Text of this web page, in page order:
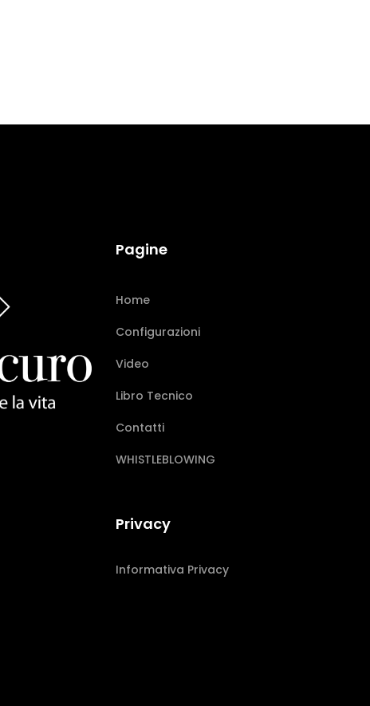
Pagine
Home
Configurazioni
Video
Libro Tecnico
Contatti
WHISTLEBLOWING
Privacy
Informativa Privacy